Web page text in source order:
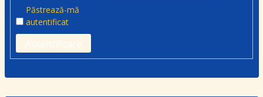
Păstrează-mă
autentificat
Autentificare